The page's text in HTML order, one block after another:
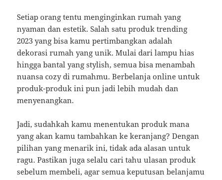
Setiap orang tentu menginginkan rumah yang
nyaman dan estetik. Salah satu produk trending
2023 yang bisa kamu pertimbangkan adalah
dekorasi rumah yang unik. Mulai dari lampu hias
hingga bantal yang stylish, semua bisa menambah
nuansa cozy di rumahmu. Berbelanja online untuk
produk-produk ini pun jadi lebih mudah dan
menyenangkan.
Jadi, sudahkah kamu menentukan produk mana
yang akan kamu tambahkan ke keranjang? Dengan
pilihan yang menarik ini, tidak ada alasan untuk
ragu. Pastikan juga selalu cari tahu ulasan produk
sebelum membeli, agar semua keputusan belanjamu